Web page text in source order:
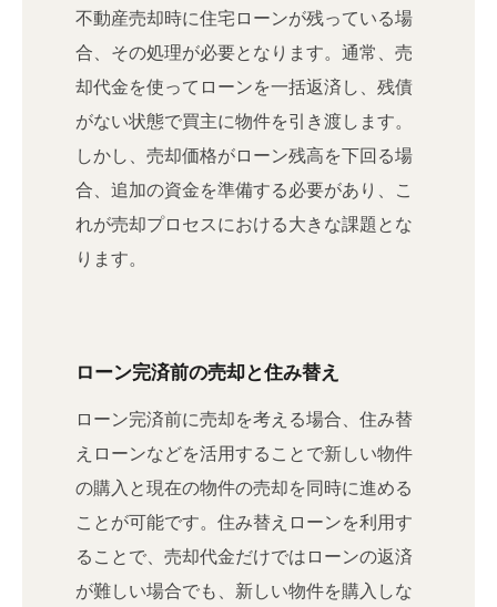
不動産売却時に住宅ローンが残っている場
合、その処理が必要となります。通常、売
却代金を使ってローンを一括返済し、残債
がない状態で買主に物件を引き渡します。
しかし、売却価格がローン残高を下回る場
合、追加の資金を準備する必要があり、こ
れが売却プロセスにおける大きな課題とな
ります。
ローン完済前の売却と住み替え
ローン完済前に売却を考える場合、住み替
えローンなどを活用することで新しい物件
の購入と現在の物件の売却を同時に進める
ことが可能です。住み替えローンを利用す
ることで、売却代金だけではローンの返済
が難しい場合でも、新しい物件を購入しな